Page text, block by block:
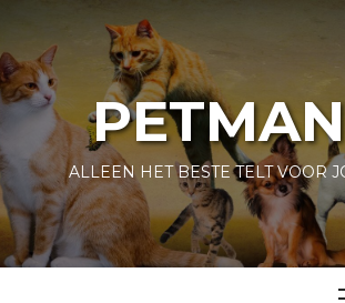
content
ALLEEN HET BESTE TELT VOOR